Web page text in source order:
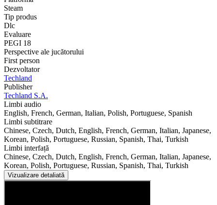
Steam
Tip produs
Dlc
Evaluare
PEGI 18
Perspective ale jucătorului
First person
Dezvoltator
Techland
Publisher
Techland S.A.
Limbi audio
English, French, German, Italian, Polish, Portuguese, Spanish
Limbi subtitrare
Chinese, Czech, Dutch, English, French, German, Italian, Japanese,
Korean, Polish, Portuguese, Russian, Spanish, Thai, Turkish
Limbi interfață
Chinese, Czech, Dutch, English, French, German, Italian, Japanese,
Korean, Polish, Portuguese, Russian, Spanish, Thai, Turkish
Vizualizare detaliată